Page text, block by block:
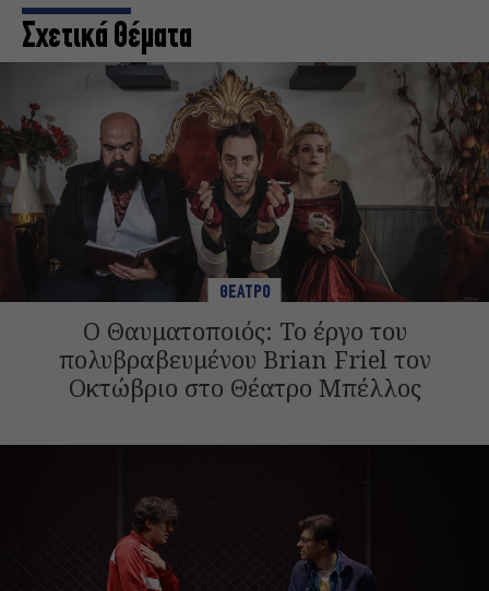
Σχετικά Θέματα
ΘΕΑΤΡΟ
Ο Θαυματοποιός: Το έργο του
πολυβραβευμένου Brian Friel τον
Οκτώβριο στο Θέατρο Μπέλλος